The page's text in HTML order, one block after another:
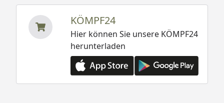
KÖMPF24
Hier können Sie unsere KÖMPF24
herunterladen